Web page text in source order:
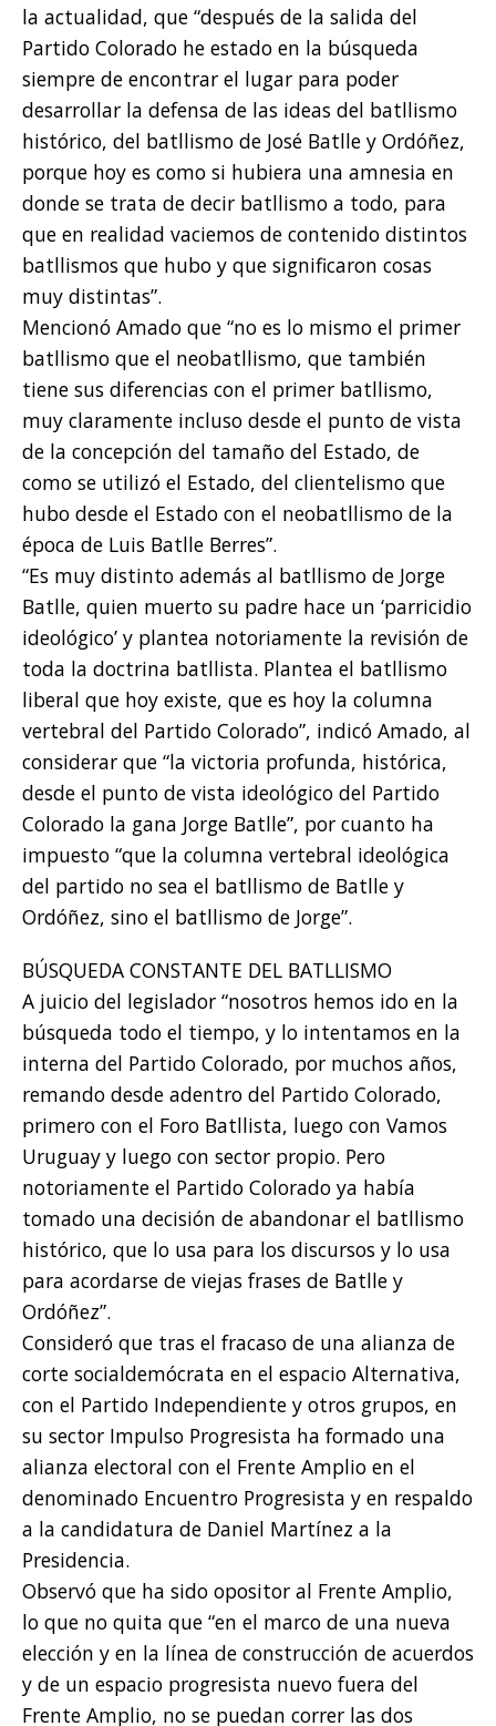
la actualidad, que “después de la salida del
Partido Colorado he estado en la búsqueda
siempre de encontrar el lugar para poder
desarrollar la defensa de las ideas del batllismo
histórico, del batllismo de José Batlle y Ordóñez,
porque hoy es como si hubiera una amnesia en
donde se trata de decir batllismo a todo, para
que en realidad vaciemos de contenido distintos
batllismos que hubo y que significaron cosas
muy distintas”.
Mencionó Amado que “no es lo mismo el primer
batllismo que el neobatllismo, que también
tiene sus diferencias con el primer batllismo,
muy claramente incluso desde el punto de vista
de la concepción del tamaño del Estado, de
como se utilizó el Estado, del clientelismo que
hubo desde el Estado con el neobatllismo de la
época de Luis Batlle Berres”.
“Es muy distinto además al batllismo de Jorge
Batlle, quien muerto su padre hace un ‘parricidio
ideológico’ y plantea notoriamente la revisión de
toda la doctrina batllista. Plantea el batllismo
liberal que hoy existe, que es hoy la columna
vertebral del Partido Colorado”, indicó Amado, al
considerar que “la victoria profunda, histórica,
desde el punto de vista ideológico del Partido
Colorado la gana Jorge Batlle”, por cuanto ha
impuesto “que la columna vertebral ideológica
del partido no sea el batllismo de Batlle y
Ordóñez, sino el batllismo de Jorge”.
BÚSQUEDA CONSTANTE DEL BATLLISMO
A juicio del legislador “nosotros hemos ido en la
búsqueda todo el tiempo, y lo intentamos en la
interna del Partido Colorado, por muchos años,
remando desde adentro del Partido Colorado,
primero con el Foro Batllista, luego con Vamos
Uruguay y luego con sector propio. Pero
notoriamente el Partido Colorado ya había
tomado una decisión de abandonar el batllismo
histórico, que lo usa para los discursos y lo usa
para acordarse de viejas frases de Batlle y
Ordóñez”.
Consideró que tras el fracaso de una alianza de
corte socialdemócrata en el espacio Alternativa,
con el Partido Independiente y otros grupos, en
su sector Impulso Progresista ha formado una
alianza electoral con el Frente Amplio en el
denominado Encuentro Progresista y en respaldo
a la candidatura de Daniel Martínez a la
Presidencia.
Observó que ha sido opositor al Frente Amplio,
lo que no quita que “en el marco de una nueva
elección y en la línea de construcción de acuerdos
y de un espacio progresista nuevo fuera del
Frente Amplio, no se puedan correr las dos